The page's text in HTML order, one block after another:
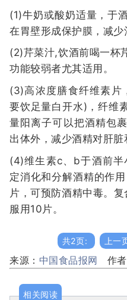
(1)牛奶或酸奶适量，于
在胃壁形成保护膜，减少
(2)芹菜汁,饮酒前喝一杯
功能较弱者尤其适用。
(3)高浓度膳食纤维素片
要饮足量白开水)，纤维
量阳离子可以把酒精包
出体外，减少酒精对肝脏
(4)维生素c、b于酒前
定消化和分解酒精的作
片，可预防酒精中毒。
服用10片。
共2页: 上一
来源： 中国食品报网 作者
相关阅读